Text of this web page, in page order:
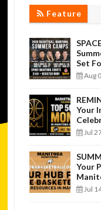
Feature
Set
Aug
Your
Jul
Your
Jul